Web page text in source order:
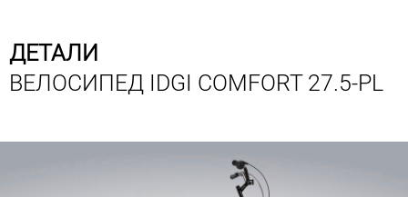
ДЕТАЛИ
ВЕЛОСИПЕД IDGI COMFORT 27.5-PL